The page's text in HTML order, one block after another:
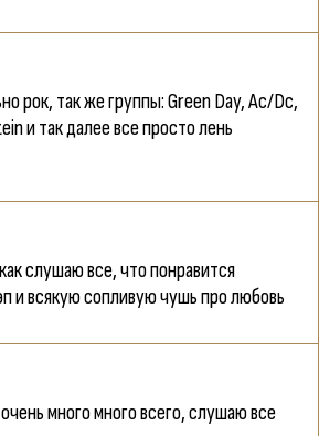
рок, так же группы: Green Day, Ac/Dc,
и так далее все просто лень
слушаю все, что понравится
и всякую сопливую чушь про любовь
много много всего, слушаю все